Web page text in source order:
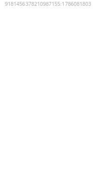
9181456378210987155:1786081803